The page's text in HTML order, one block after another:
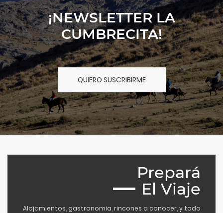
¡NEWSLETTER LA
CUMBRECITA!
QUIERO SUSCRIBIRME
Prepará
El Viaje
Alojamientos, gastronomia, rincones a conocer, y todo